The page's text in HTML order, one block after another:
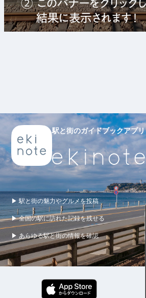
駅と街のガイドブックアプリ
▶ 駅と街の魅力やグルメを投稿
▶ 全国の駅に訪れた記録を残せる
▶ あらゆる駅と街の情報を確認